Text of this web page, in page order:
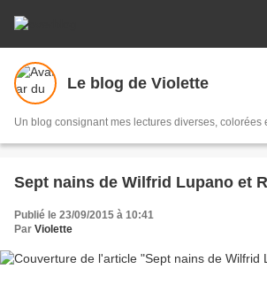
Le blog de Violette
Un blog consignant mes lectures diverses, colorées
Sept nains de Wilfrid Lupano et
Publié le 23/09/2015 à 10:41
Par Violette